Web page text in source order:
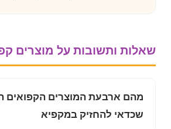
שאלות ותשובות על מוצרים
מהם ארבעת המוצרים הקפואים
שכדאי להחזיק במקפיא